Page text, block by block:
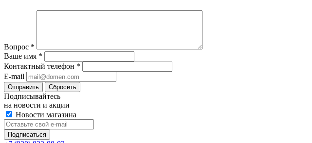
Вопрос *
Ваше имя *
Контактный телефон *
E-mail
Сбросить
Подписывайтесь
на новости и акции
Новости магазина